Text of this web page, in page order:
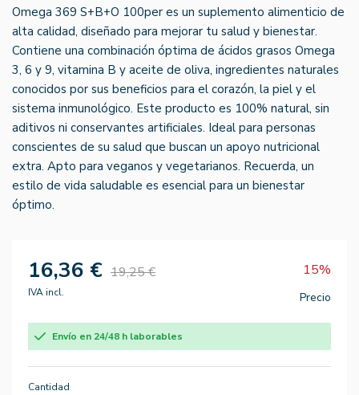
Omega 369 S+B+O 100per es un suplemento alimenticio de
alta calidad, diseñado para mejorar tu salud y bienestar.
Contiene una combinación óptima de ácidos grasos Omega
3, 6 y 9, vitamina B y aceite de oliva, ingredientes naturales
conocidos por sus beneficios para el corazón, la piel y el
sistema inmunológico. Este producto es 100% natural, sin
aditivos ni conservantes artificiales. Ideal para personas
conscientes de su salud que buscan un apoyo nutricional
extra. Apto para veganos y vegetarianos. Recuerda, un
estilo de vida saludable es esencial para un bienestar
óptimo.
16,36 € 19,25 € 15%
IVA incl. Precio
Envío en 24/48 h laborables
Cantidad